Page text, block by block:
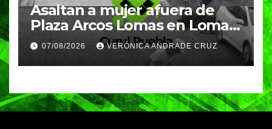
Asaltan a mujer afuera de
Plaza Arcos Lomas en Lomas
de Angelópolis; delincuentes
huyeron en auto
07/08/2026 VERÓNICA ANDRADE CRUZ